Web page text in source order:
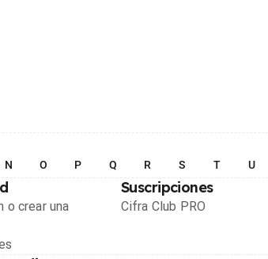
N O P Q R S T U
o crear una
Suscripciones
Cifra Club PRO